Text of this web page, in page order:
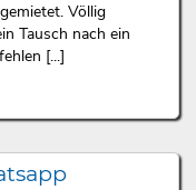
Völlig
Tausch nach ein
[...]